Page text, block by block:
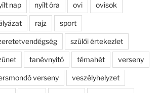
nap nyílt óra ovi ovisok
rajz sport
szülői értekezlet
tanévnyitó témahét verseny
verseny veszélyhelyzet